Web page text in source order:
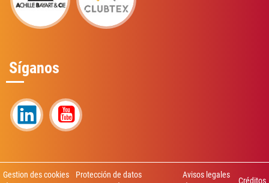
Síganos
Gestion des cookies
Protección de datos
Avisos legales
Créditos